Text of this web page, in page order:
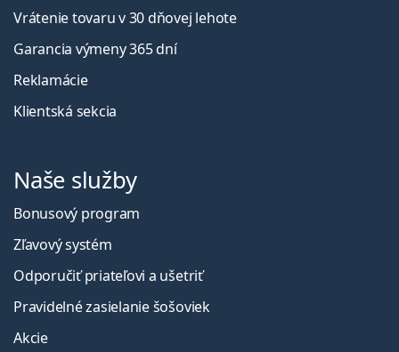
Vrátenie tovaru v 30 dňovej lehote
Garancia výmeny 365 dní
Reklamácie
Klientská sekcia
Naše služby
Bonusový program
Zľavový systém
Odporučiť priateľovi a ušetriť
Pravidelné zasielanie šošoviek
Akcie